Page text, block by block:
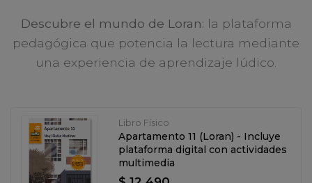
Descubre el mundo de Loran: la plataforma
pedagógica que potencia la lectura mediante
una experiencia de aprendizaje lúdico.
Libro Físico
Apartamento 11 (Loran) - Incluye
plataforma digital con actividades
multimedia